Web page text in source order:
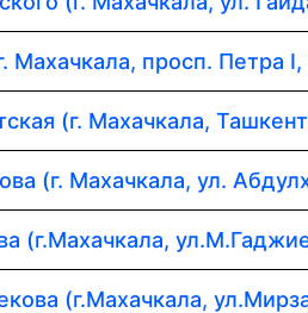
Махачкала, просп. Петра I,
(г. Махачкала,
(г. Махачкала, ул.
(г.Махачкала,
(г.Махачкала,